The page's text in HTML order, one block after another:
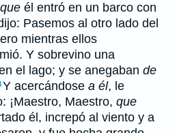
que él entró en un barco con
Pasemos al otro lado del
mientras ellos
Y sobrevino una
el lago; y se anegaban de
Y acercándose a él, le
¡Maestro, Maestro, que
él, increpó al viento y a